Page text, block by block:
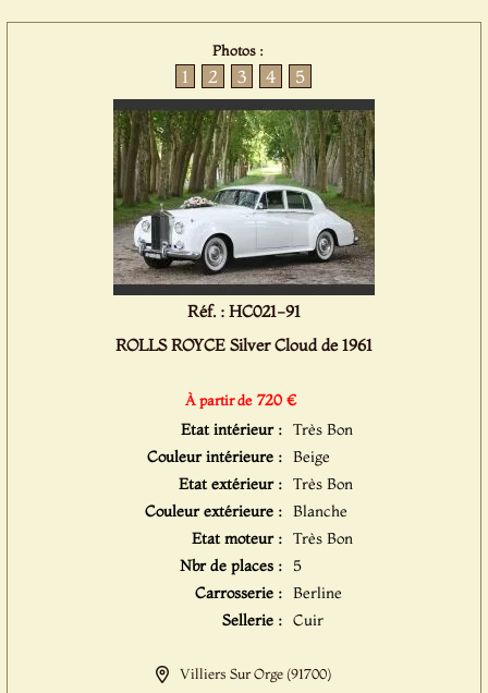
Photos :
1 2 3 4 5
Réf. : HC021-91
ROLLS ROYCE Silver Cloud de 1961
À partir de 720 €
Etat intérieur : Très Bon
Couleur intérieure : Beige
Etat extérieur : Très Bon
Couleur extérieure : Blanche
Etat moteur : Très Bon
Nbr de places : 5
Carrosserie : Berline
Sellerie : Cuir
Villiers Sur Orge (91700)